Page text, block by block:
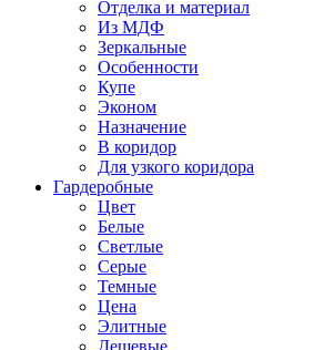
Отделка и материал
Из МДФ
Зеркальные
Особенности
Купе
Эконом
Назначение
В коридор
Для узкого коридора
Гардеробные
Цвет
Белые
Светлые
Серые
Темные
Цена
Элитные
Дешевые